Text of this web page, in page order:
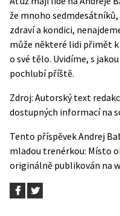
že mnoho
zdraví a kondici,
může některé lidi přimět
o své tělo. Uvidíme, s
pochlubí příště.
Zdroj: Autorský text
dostupných informací na
Tento příspěvekAndrej
mladou trenérkou: Místo
originálně publikován na